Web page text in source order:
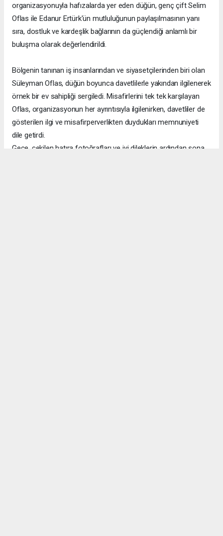
organizasyonuyla hafızalarda yer eden düğün, genç çift Selim
Oflas ile Edanur Ertürk'ün mutluluğunun paylaşılmasının yanı
sıra, dostluk ve kardeşlik bağlarının da güçlendiği anlamlı bir
buluşma olarak değerlendirildi.
Bölgenin tanınan iş insanlarından ve siyasetçilerinden biri olan
Süleyman Oflas, düğün boyunca davetlilerle yakından ilgilenerek
örnek bir ev sahipliği sergiledi. Misafirlerini tek tek karşılayan
Oflas, organizasyonun her ayrıntısıyla ilgilenirken, davetliler de
gösterilen ilgi ve misafirperverlikten duydukları memnuniyeti
dile getirdi.
Gece, çekilen hatıra fotoğrafları ve iyi dileklerin ardından sona